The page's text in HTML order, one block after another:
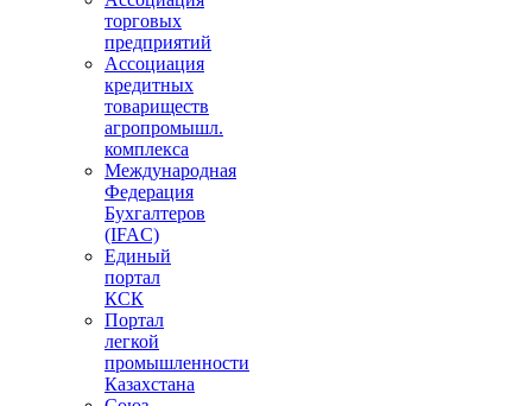
торговых
предприятий
Ассоциация
кредитных
товариществ
агропромышл.
комплекса
Международная
Федерация
Бухгалтеров
(IFAC)
Единый
портал
КСК
Портал
легкой
промышленности
Казахстана